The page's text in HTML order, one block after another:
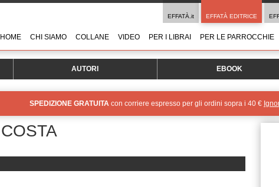
EFFATÀ.it EFFATÀ EDITRICE
HOME CHI SIAMO COLLANE VIDEO PER I LIBRAI PER LE PARROCCHIE
AUTORI EBOOK
SPEDIZIONE GRATUITA con corriere espresso per gli ordini sopra i 40 €